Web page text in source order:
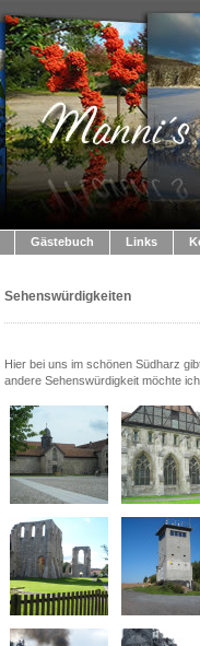
Gästebuch Links
Sehenswürdigkeiten
Hier bei uns im schönen Südharz
andere Sehenswürdigkeit möchte